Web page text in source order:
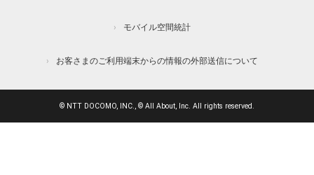
モバイル空間統計
お客さまのご利用端末からの情報の外部送信について
© NTT DOCOMO, INC., © All About, Inc. All rights reserved.